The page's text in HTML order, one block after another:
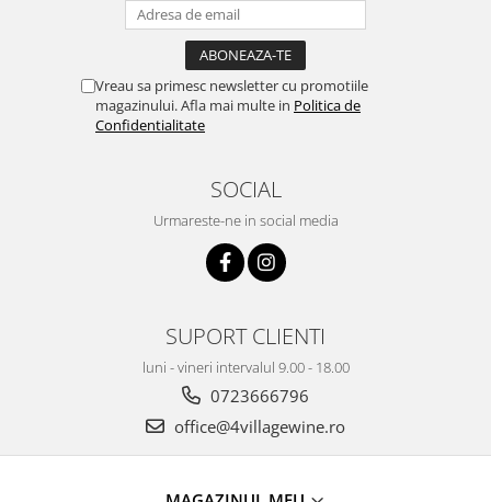
Vreau sa primesc newsletter cu promotiile
magazinului. Afla mai multe in Politica de
Confidentialitate
SOCIAL
Urmareste-ne in social media
SUPORT CLIENTI
luni - vineri intervalul 9.00 - 18.00
0723666796
office@4villagewine.ro